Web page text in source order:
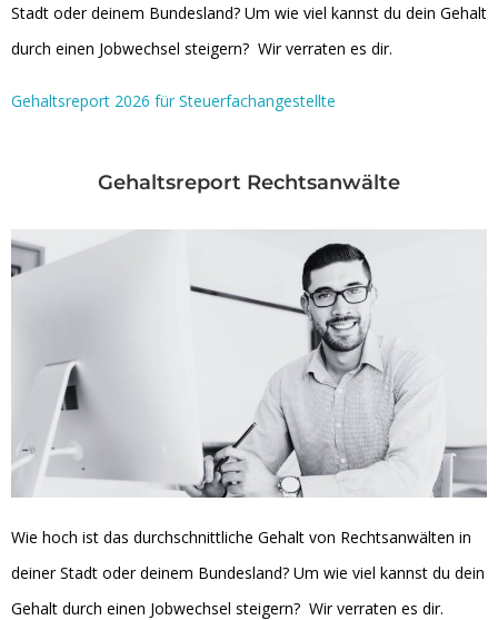
Stadt oder deinem Bundesland? Um wie viel kannst du dein Gehalt
durch einen Jobwechsel steigern? Wir verraten es dir.
Gehaltsreport 2026 für Steuerfachangestellte
Gehaltsreport Rechtsanwälte
Wie hoch ist das durchschnittliche Gehalt von Rechtsanwälten in
deiner Stadt oder deinem Bundesland? Um wie viel kannst du dein
Gehalt durch einen Jobwechsel steigern? Wir verraten es dir.